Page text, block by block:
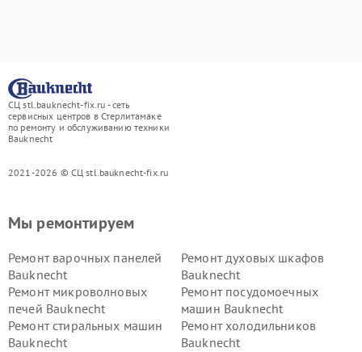
СЦ stl.bauknecht-fix.ru - сеть
сервисных центров в Стерлитамаке
по ремонту и обслуживанию техники
Bauknecht
2021-2026 © СЦ stl.bauknecht-fix.ru
Мы ремонтируем
Ремонт варочных панелей
Bauknecht
Ремонт духовых шкафов
Bauknecht
Ремонт микроволновых
печей Bauknecht
Ремонт посудомоечных
машин Bauknecht
Ремонт стиральных машин
Bauknecht
Ремонт холодильников
Bauknecht